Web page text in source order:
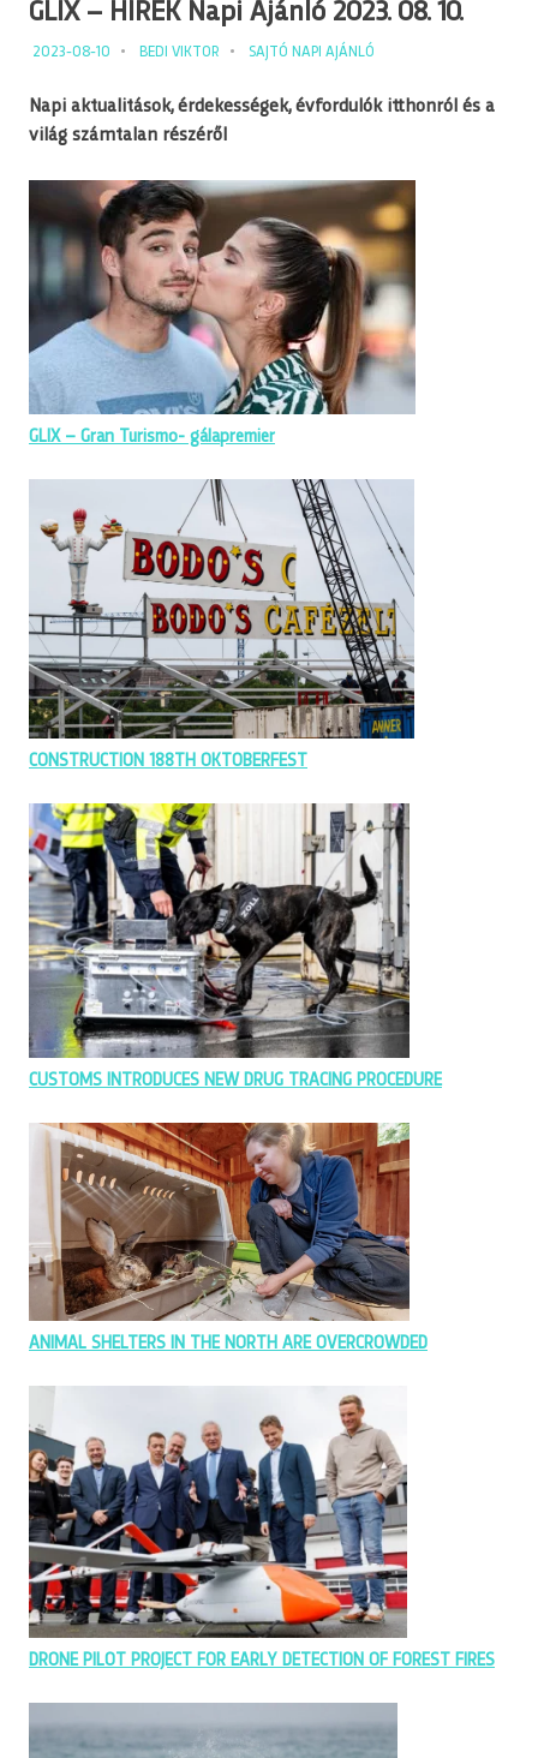
GLIX – HÍREK Napi Ajánló 2023. 08. 10.
2023-08-10 BEDI VIKTOR SAJTÓ NAPI AJÁNLÓ
Napi aktualitások, érdekességek, évfordulók itthonról és a
világ számtalan részéről
GLIX – Gran Turismo- gálapremier
CONSTRUCTION 188TH OKTOBERFEST
CUSTOMS INTRODUCES NEW DRUG TRACING PROCEDURE
ANIMAL SHELTERS IN THE NORTH ARE OVERCROWDED
DRONE PILOT PROJECT FOR EARLY DETECTION OF FOREST FIRES